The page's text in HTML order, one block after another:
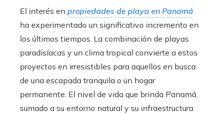
El interés en propiedades de playa en Panamá
ha experimentado un significativo incremento en
los últimos tiempos. La combinación de playas
paradisíacas y un clima tropical convierte a estos
proyectos en irresistibles para aquellos en busca
de una escapada tranquila o un hogar
permanente. El nivel de vida que brinda Panamá,
sumado a su entorno natural y su infraestructura